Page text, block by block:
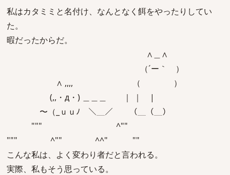
私はカタミミと名付け、なんとなく餌をやったりしてい
た。
暇だったからだ。
∧＿∧
（´ー｀ ）
∧ ,,,, （ ）
(,,・д・) ＿＿＿ ｜ ｜ |
〜（_ｕｕﾉ ＼＿／ （＿（＿）
""" ^""
""" ^"" ^^" ""
こんな私は、よく変わり者だと言われる。
実際、私もそう思っている。